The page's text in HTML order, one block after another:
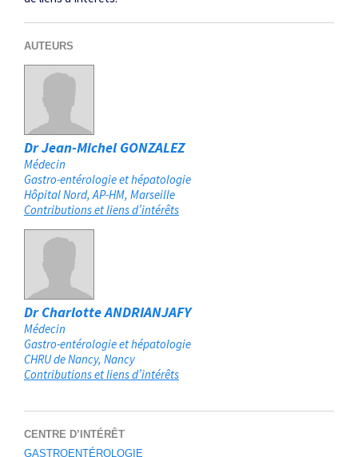
AUTEURS
Dr Jean-Michel GONZALEZ
Médecin
Gastro-entérologie et hépatologie
Hôpital Nord, AP-HM Marseille
Contributions et liens d’intérêts
Dr Charlotte ANDRIANJAFY
Médecin
Gastro-entérologie et hépatologie
CHRU de Nancy Nancy
Contributions et liens d’intérêts
CENTRE D’INTÉRÊT
GASTROENTÉROLOGIE